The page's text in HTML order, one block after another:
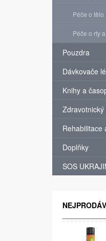
Péče o tělo
Péče o rty
Pouzdra
Dávkovače
Knihy a
Zdravotnický
Rehabilitace
Doplňky
SOS